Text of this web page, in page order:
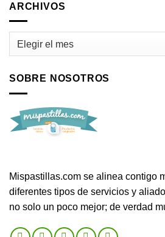
ARCHIVOS
SOBRE NOSOTROS
Mispastillas.com se alinea contigo
diferentes tipos de servicios y
no solo un poco mejor; de verdad